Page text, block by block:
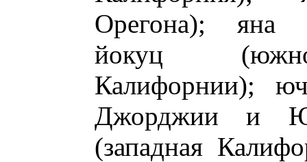
Орегона); яна
йокуц (южно-
Калифорнии);
Джорджии и
(западная